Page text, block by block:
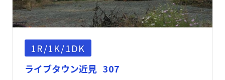
1R/1K/1DK
ライブタウン近見 307